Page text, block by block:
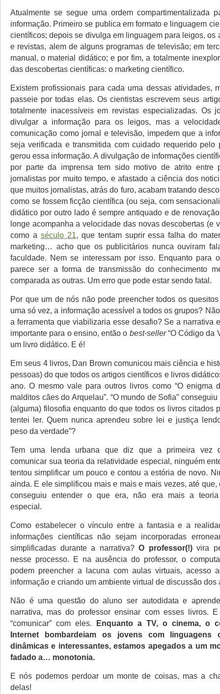
Atualmente se segue uma ordem compartimentalizada
informação. Primeiro se publica em formato e linguagem
científicos; depois se divulga em linguagem para leigos, os
e revistas, alem de alguns programas de televisão; em
manual, o material didático; e por fim, a totalmente
das descobertas científicas: o marketing científico.
Existem profissionais para cada uma dessas atividades,
passeie por todas elas. Os cientistas escrevem seus
totalmente inacessíveis em revistas especializadas. Os
divulgar a informação para os leigos, mas a
comunicação como jornal e televisão, impedem que a
seja verificada e transmitida com cuidado requerido pelo
gerou essa informação. A divulgação de informações
por parte da imprensa tem sido motivo de atrito entre
jornalistas por muito tempo, e afastado a ciência dos
que muitos jornalistas, atrás do furo, acabam tratando
como se fossem ficção científica (ou seja, com
didático por outro lado é sempre antiquado e de
longe acompanha a velocidade das novas descobertas (e
como a século 21, que tentam suprir essa falha do
marketing… acho que os publicitários nunca ouviram
faculdade. Nem se interessam por isso. Enquanto para
parece ser a forma de transmissão do conhecimento
comparada as outras. Um erro que pode estar sendo fatal.
Por que um de nós não pode preencher todos os
uma só vez, a informação acessível a todos os grupos?
a ferramenta que viabilizaria esse desafio? Se a narrativa
importante para o ensino, então o best-seller“O Código da
um livro didático. E é!
Em seus 4 livros, Dan Brown comunicou mais ciência e
pessoas) do que todos os artigos científicos e livros
ano. O mesmo vale para outros livros como “O enigma
malditos cães do Arquelau”. “O mundo de Sofia”
(alguma) filosofia enquanto do que todos os livros citados
tentei ler. Quem nunca aprendeu sobre lei e justiça
peso da verdade”?
Tem uma lenda urbana que diz que a primeira vez
comunicar sua teoria da relatividade especial, ninguém
tentou simplificar um pouco e contou a estória de novo.
ainda. E ele simplificou mais e mais e mais vezes, até que,
conseguiu entender o que era, não era mais a
especial.
Como estabelecer o vínculo entre a fantasia e a
informações científicas não sejam incorporadas
simplificadas durante a narrativa? O professor(!)vira
nesse processo. E na ausência do professor, o
podem preencher a lacuna com aulas virtuais, acesso
informação e criando um ambiente virtual de discussão dos
Não é uma questão do aluno ser autodidata e
narrativa, mas do professor ensinar com esses livros.
“comunicar” com eles. Enquanto a TV, o cinema, o
Internet bombardeiam os jovens com linguagens
dinâmicas e interessantes, estamos apegados a um
fadado a… monotonia.
E nós podemos perdoar um monte de coisas, mas a
delas!